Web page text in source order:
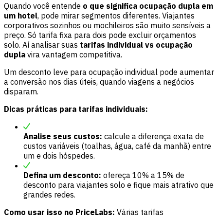
Quando você entende o que significa ocupação dupla em
um hotel, pode mirar segmentos diferentes. Viajantes
corporativos sozinhos ou mochileiros são muito sensíveis a
preço. Só tarifa fixa para dois pode excluir orçamentos
solo. Aí analisar suas tarifas individual vs ocupação
dupla vira vantagem competitiva.
Um desconto leve para ocupação individual pode aumentar
a conversão nos dias úteis, quando viagens a negócios
disparam.
Dicas práticas para tarifas individuais:
Analise seus custos: calcule a diferença exata de
custos variáveis (toalhas, água, café da manhã) entre
um e dois hóspedes.
Defina um desconto: ofereça 10% a 15% de
desconto para viajantes solo e fique mais atrativo que
grandes redes.
Como usar isso no PriceLabs: Várias tarifas